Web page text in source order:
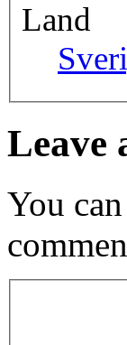
Land
Leave
You